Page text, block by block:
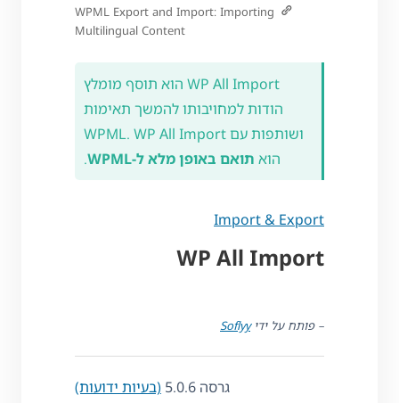
WPML Export and Import: Importing
Multilingual Content
WP All Import הוא תוסף מומלץ
הודות למחויבותו להמשך תאימות
ושותפות עם WPML. WP All Import
הוא תואם באופן מלא ל-WPML .
Import & Export
WP All Import
– פותח על ידיSoflyy
גרסה 5.0.6 (בעיות ידועות)